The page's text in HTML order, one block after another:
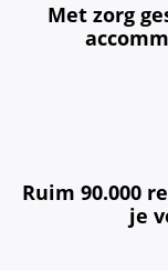
Met zorg
Ruim 90.000
je